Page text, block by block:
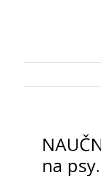
na psy.